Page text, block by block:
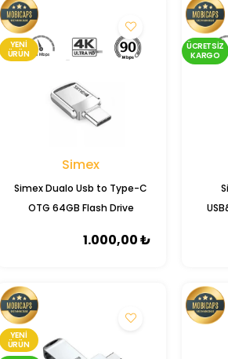
Simex
Simex Dualo Usb to Type-C
OTG 64GB Flash Drive
YENI
ÜRÜN
1.000,00 ₺
ÜCRETSIZ
KARGO
YENI
ÜRÜN